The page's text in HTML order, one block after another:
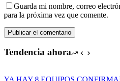
Guarda mi nombre, correo
para la próxima vez que comente.
Publicar el comentario
Tendencia ahora